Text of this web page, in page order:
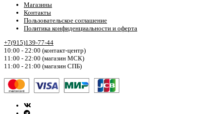
Магазины
Контакты
Пользовательское соглашение
Политика конфиденциальности и оферта
+7(915)139-77-44
10:00 - 22:00 (контакт-центр)
11:00 - 22:00 (магазин МСК)
11:00 - 21:00 (магазин СПБ)